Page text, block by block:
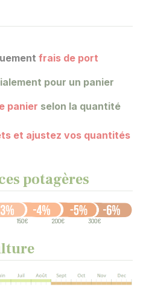
frais de port
pour un panier
panier selon la quantité
et ajustez vos quantités
potagères